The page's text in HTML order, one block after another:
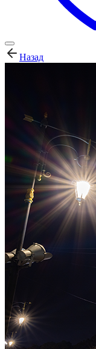
Назад